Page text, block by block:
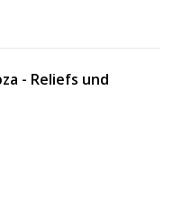
- Reliefs und